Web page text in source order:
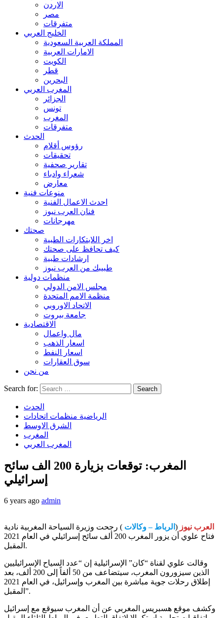
الاردن
مصر
متفرقات
الخليج العربي
المملكة العربية السعودية
الامارات العربية
الكويت
قطر
البحرين
المغرب العربي
الجزائر
تونس
المغرب
متفرقات
الحدث
رؤوس أقلام
تحقيقات
تقارير صحفية
شعراء وادباء
معارض
منوعات فنية
احدث الاعمال الفنية
فنان العرب نيوز
مهرجانات
صحتك
اخر اللابتكارات الطبية
كيف تحافظ على صحتك
ارشادات طبية
طبيبك من العرب نيوز
منظمات دولية
مجلس الامن الدولي
منظمة الامم المتحدة
الاتحاد الاوروبي
جامعة بيروت
الاقتصادية
مال واعمال
اسعار الذهب
اسعار النفط
سوق العقارات
من نحن
Search for:
الحدث
الرياضية منظمات اتحادات
الشرق الاوسط
المغرب
المغرب العربي
المغرب: توقعات بزيارة 200 الف سائح
إسرائيلي
6 years ago admin
العرب نيوز ( الرباط – وكالات ) رجحت وزيرة السياحة المغربية نادية
فتاح علوي أن يزور المغرب 200 ألف سائح إسرائيلي في العام 2021
المقبل.
وقالت علوي لقناة “كان” الإسرائيلية إن “عدد السياح الإسرائيليين
الذين سيزورون المغرب، سيتضاعف من 50 ألفاً إلى 200 ألف، بعد
إطلاق رحلات جوية مباشرة بين المغرب وإسرائيل، في العام 2021
المقبل”.
وكشف موقع هسبريس المغربي عن أن المغرب سيوقع مع إسرائيل